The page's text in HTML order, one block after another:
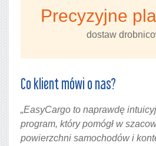
Precyzyjne
dostaw
Co klient mówi o nas?
„EasyCargo to naprawdę
program, który pomógł w
powierzchni samochodów i